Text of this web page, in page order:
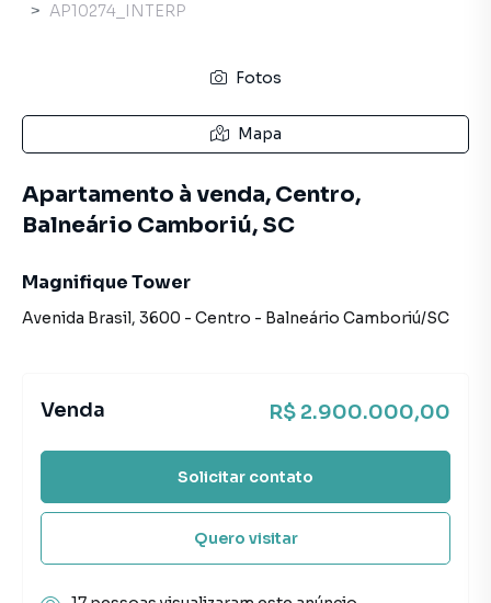
AP10274_INTERP
Fotos
Mapa
Apartamento à venda, Centro,
Balneário Camboriú, SC
Magnifique Tower
Avenida Brasil, 3600 - Centro - Balneário Camboriú/SC
Venda R$ 2.900.000,00
Solicitar contato
Quero visitar